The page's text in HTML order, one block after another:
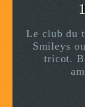
Le club du
Smileys
tricot.